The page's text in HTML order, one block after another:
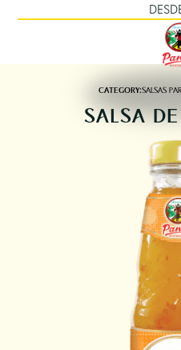
CATEGORY:SALSAS
SALSA